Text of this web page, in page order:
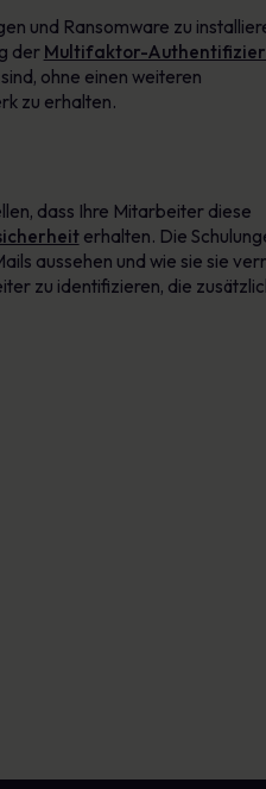
und Ransomware zu
der Multifaktor-
ohne einen weiteren
zu erhalten.
dass Ihre Mitarbeiter diese
erhalten. Die
aussehen und wie sie sie
zu identifizieren, die